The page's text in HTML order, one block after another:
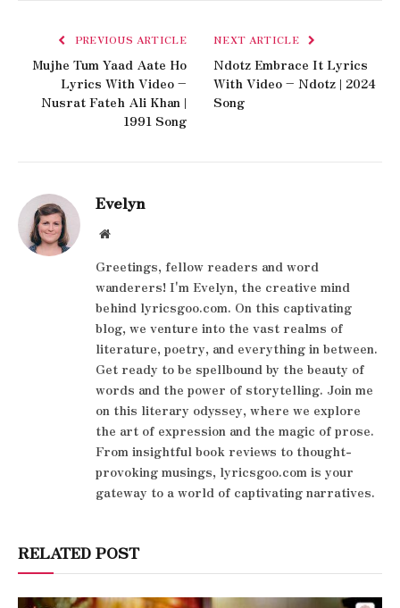
PREVIOUS ARTICLE
Mujhe Tum Yaad Aate Ho
Lyrics With Video –
Nusrat Fateh Ali Khan |
1991 Song
NEXT ARTICLE
Ndotz Embrace It Lyrics
With Video – Ndotz | 2024
Song
Evelyn
Website
Greetings, fellow readers and word
wanderers! I'm Evelyn, the creative mind
behind lyricsgoo.com. On this captivating
blog, we venture into the vast realms of
literature, poetry, and everything in between.
Get ready to be spellbound by the beauty of
words and the power of storytelling. Join me
on this literary odyssey, where we explore
the art of expression and the magic of prose.
From insightful book reviews to thought-
provoking musings, lyricsgoo.com is your
gateway to a world of captivating narratives.
RELATED POST